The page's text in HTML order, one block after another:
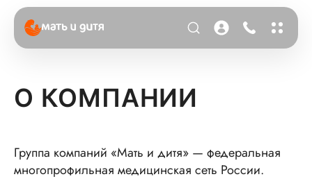
О КОМПАНИИ
Группа компаний «Мать и дитя» — федеральная
многопрофильная медицинская сеть России.